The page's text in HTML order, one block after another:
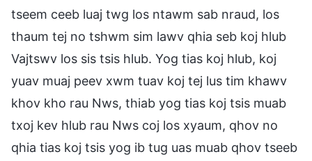
tseem ceeb luaj twg los ntawm sab nraud, los
thaum tej no tshwm sim lawv qhia seb koj hlub
Vajtswv los sis tsis hlub. Yog tias koj hlub, koj
yuav muaj peev xwm tuav koj tej lus tim khawv
khov kho rau Nws, thiab yog tias koj tsis muab
txoj kev hlub rau Nws coj los xyaum, qhov no
qhia tias koj tsis yog ib tug uas muab qhov tseeb